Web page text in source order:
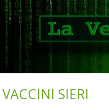
TAG:
VACCINI SIERI